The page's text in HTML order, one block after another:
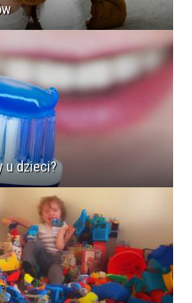
u dzieci?